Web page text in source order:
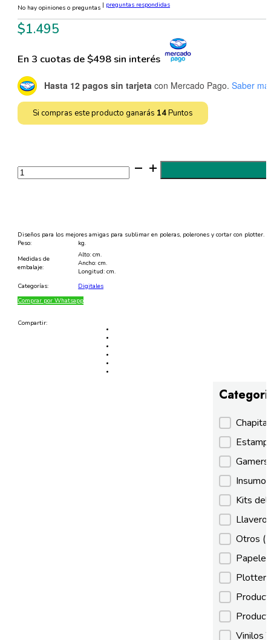
No hay opiniones o preguntas | preguntas respondidas
$1.495
En 3 cuotas de $498 sin interés
Hasta 12 pagos sin tarjeta con Mercado Pago. Saber
Si compras este producto ganarás 14Puntos
2
Diseños
de
Poleras
-
y
SVG
Diseños para los mejores amigas para sublimar en poleras, polerones y cortar con plotter.
Peso:
kg.
Medidas de
embalaje:
Alto: cm.
Ancho: cm.
Longitud: cm.
Categorías:
Digitales
Comprar por Whatsapp
Compartir:
Gamers
Kits
Otros
Vinilos